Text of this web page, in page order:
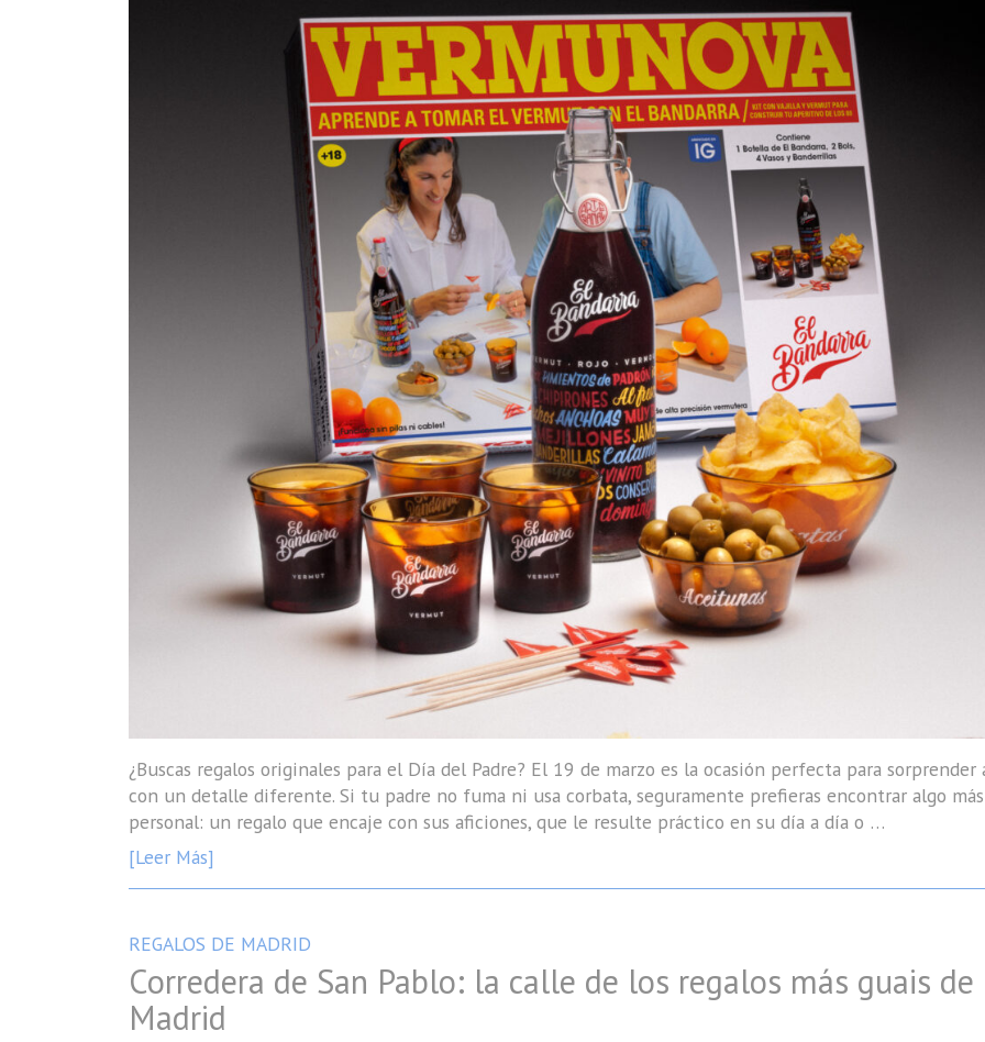
¿Buscas regalos originales para el Día del Padre? El 19 de marzo es la ocasión perfecta para sorprender
con un detalle diferente. Si tu padre no fuma ni usa corbata, seguramente prefieras encontrar algo más
personal: un regalo que encaje con sus aficiones, que le resulte práctico en su día a día o …
[Leer Más]
REGALOS DE MADRID
Corredera de San Pablo: la calle de los regalos más guais de
Madrid